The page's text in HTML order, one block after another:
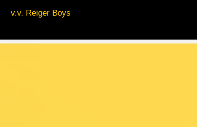
v.v. Reiger Boys